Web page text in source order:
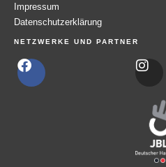
Impressum
Datenschutzerklärung
NETZWERKE UND PARTNER
F
t
a
g
r
a